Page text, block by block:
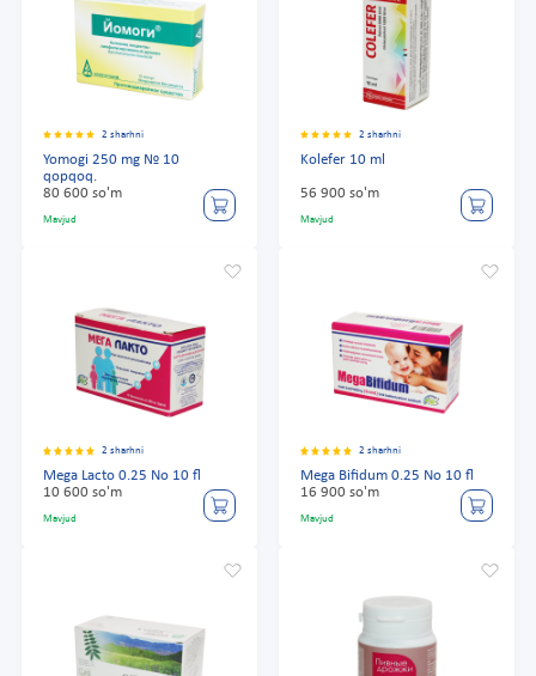
2 sharhni
Yomogi 250 mg № 10
qopqoq.
80 600 so'm
Mavjud
2 sharhni
Kolefer 10 ml
56 900 so'm
Mavjud
2 sharhni
Mega Lacto 0.25 No 10 fl
10 600 so'm
Mavjud
2 sharhni
Mega Bifidum 0.25 No 10 fl
16 900 so'm
Mavjud